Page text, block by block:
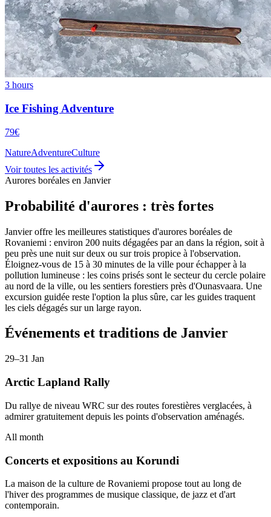
3 hours
Ice Fishing Adventure
79€
NatureAdventureCulture
Voir toutes les activités
Aurores boréales en Janvier
Probabilité d'aurores : très fortes
Janvier offre les meilleures statistiques d'aurores boréales de
Rovaniemi : environ 200 nuits dégagées par an dans la région, soit à
peu près une nuit sur deux ou sur trois propice à l'observation.
Éloignez-vous de 15 à 30 minutes de la ville pour échapper à la
pollution lumineuse : les coins prisés sont le secteur du cercle polaire
au nord de la ville, ou les sentiers forestiers près d'Ounasvaara. Une
excursion guidée reste l'option la plus sûre, car les guides traquent
les ciels dégagés sur un large rayon.
Événements et traditions de Janvier
29–31 Jan
Arctic Lapland Rally
Du rallye de niveau WRC sur des routes forestières verglacées, à
admirer gratuitement depuis les points d'observation aménagés.
All month
Concerts et expositions au Korundi
La maison de la culture de Rovaniemi propose tout au long de
l'hiver des programmes de musique classique, de jazz et d'art
contemporain.